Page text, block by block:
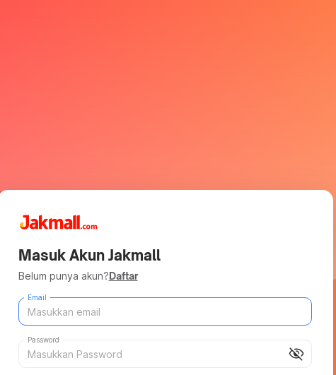
Masuk Akun Jakmall
Belum punya akun?Daftar
Email
visibility_off
Password